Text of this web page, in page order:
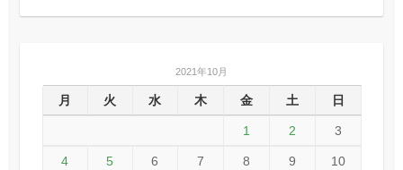
2021年10月
月 火 水 木 金 土 日
1 2 3
4 5 6 7 8 9 10